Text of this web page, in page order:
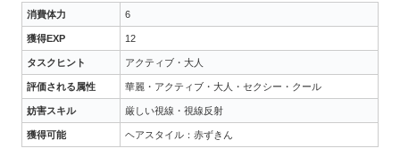
消費体力 6
獲得EXP 12
タスクヒント アクティブ・大人
評価される属性 華麗・アクティブ・大人・セクシー・クール
妨害スキル 厳しい視線・視線反射
獲得可能 ヘアスタイル：赤ずきん